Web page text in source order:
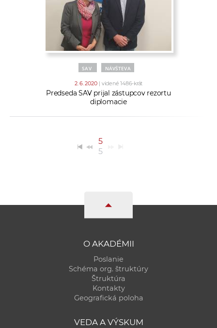
SAV NÁVŠTEVA
2. 6. 2020 | videné 1486-krát
Predseda SAV prijal zástupcov rezortu
diplomacie
5
5
O AKADÉMII
Poslanie
Schéma org. štruktúry
Štruktúra
Kontakty
Geografická poloha
VEDA A VÝSKUM